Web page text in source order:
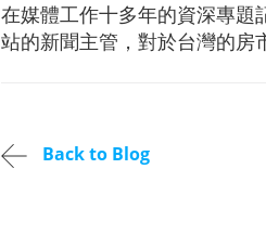
在媒體工作十多年的資深專題
站的新聞主管，對於台灣的房
Back to Blog